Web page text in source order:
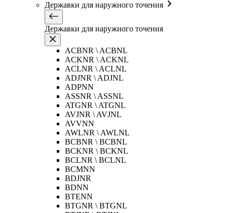
Державки для наружного точения
Державки для наружного точения
ACBNR \ ACBNL
ACKNR \ ACKNL
ACLNR \ ACLNL
ADJNR \ ADJNL
ADPNN
ASSNR \ ASSNL
ATGNR \ ATGNL
AVJNR \ AVJNL
AVVNN
AWLNR \ AWLNL
BCBNR \ BCBNL
BCKNR \ BCKNL
BCLNR \ BCLNL
BCMNN
BDJNR
BDNN
BTENN
BTGNR \ BTGNL